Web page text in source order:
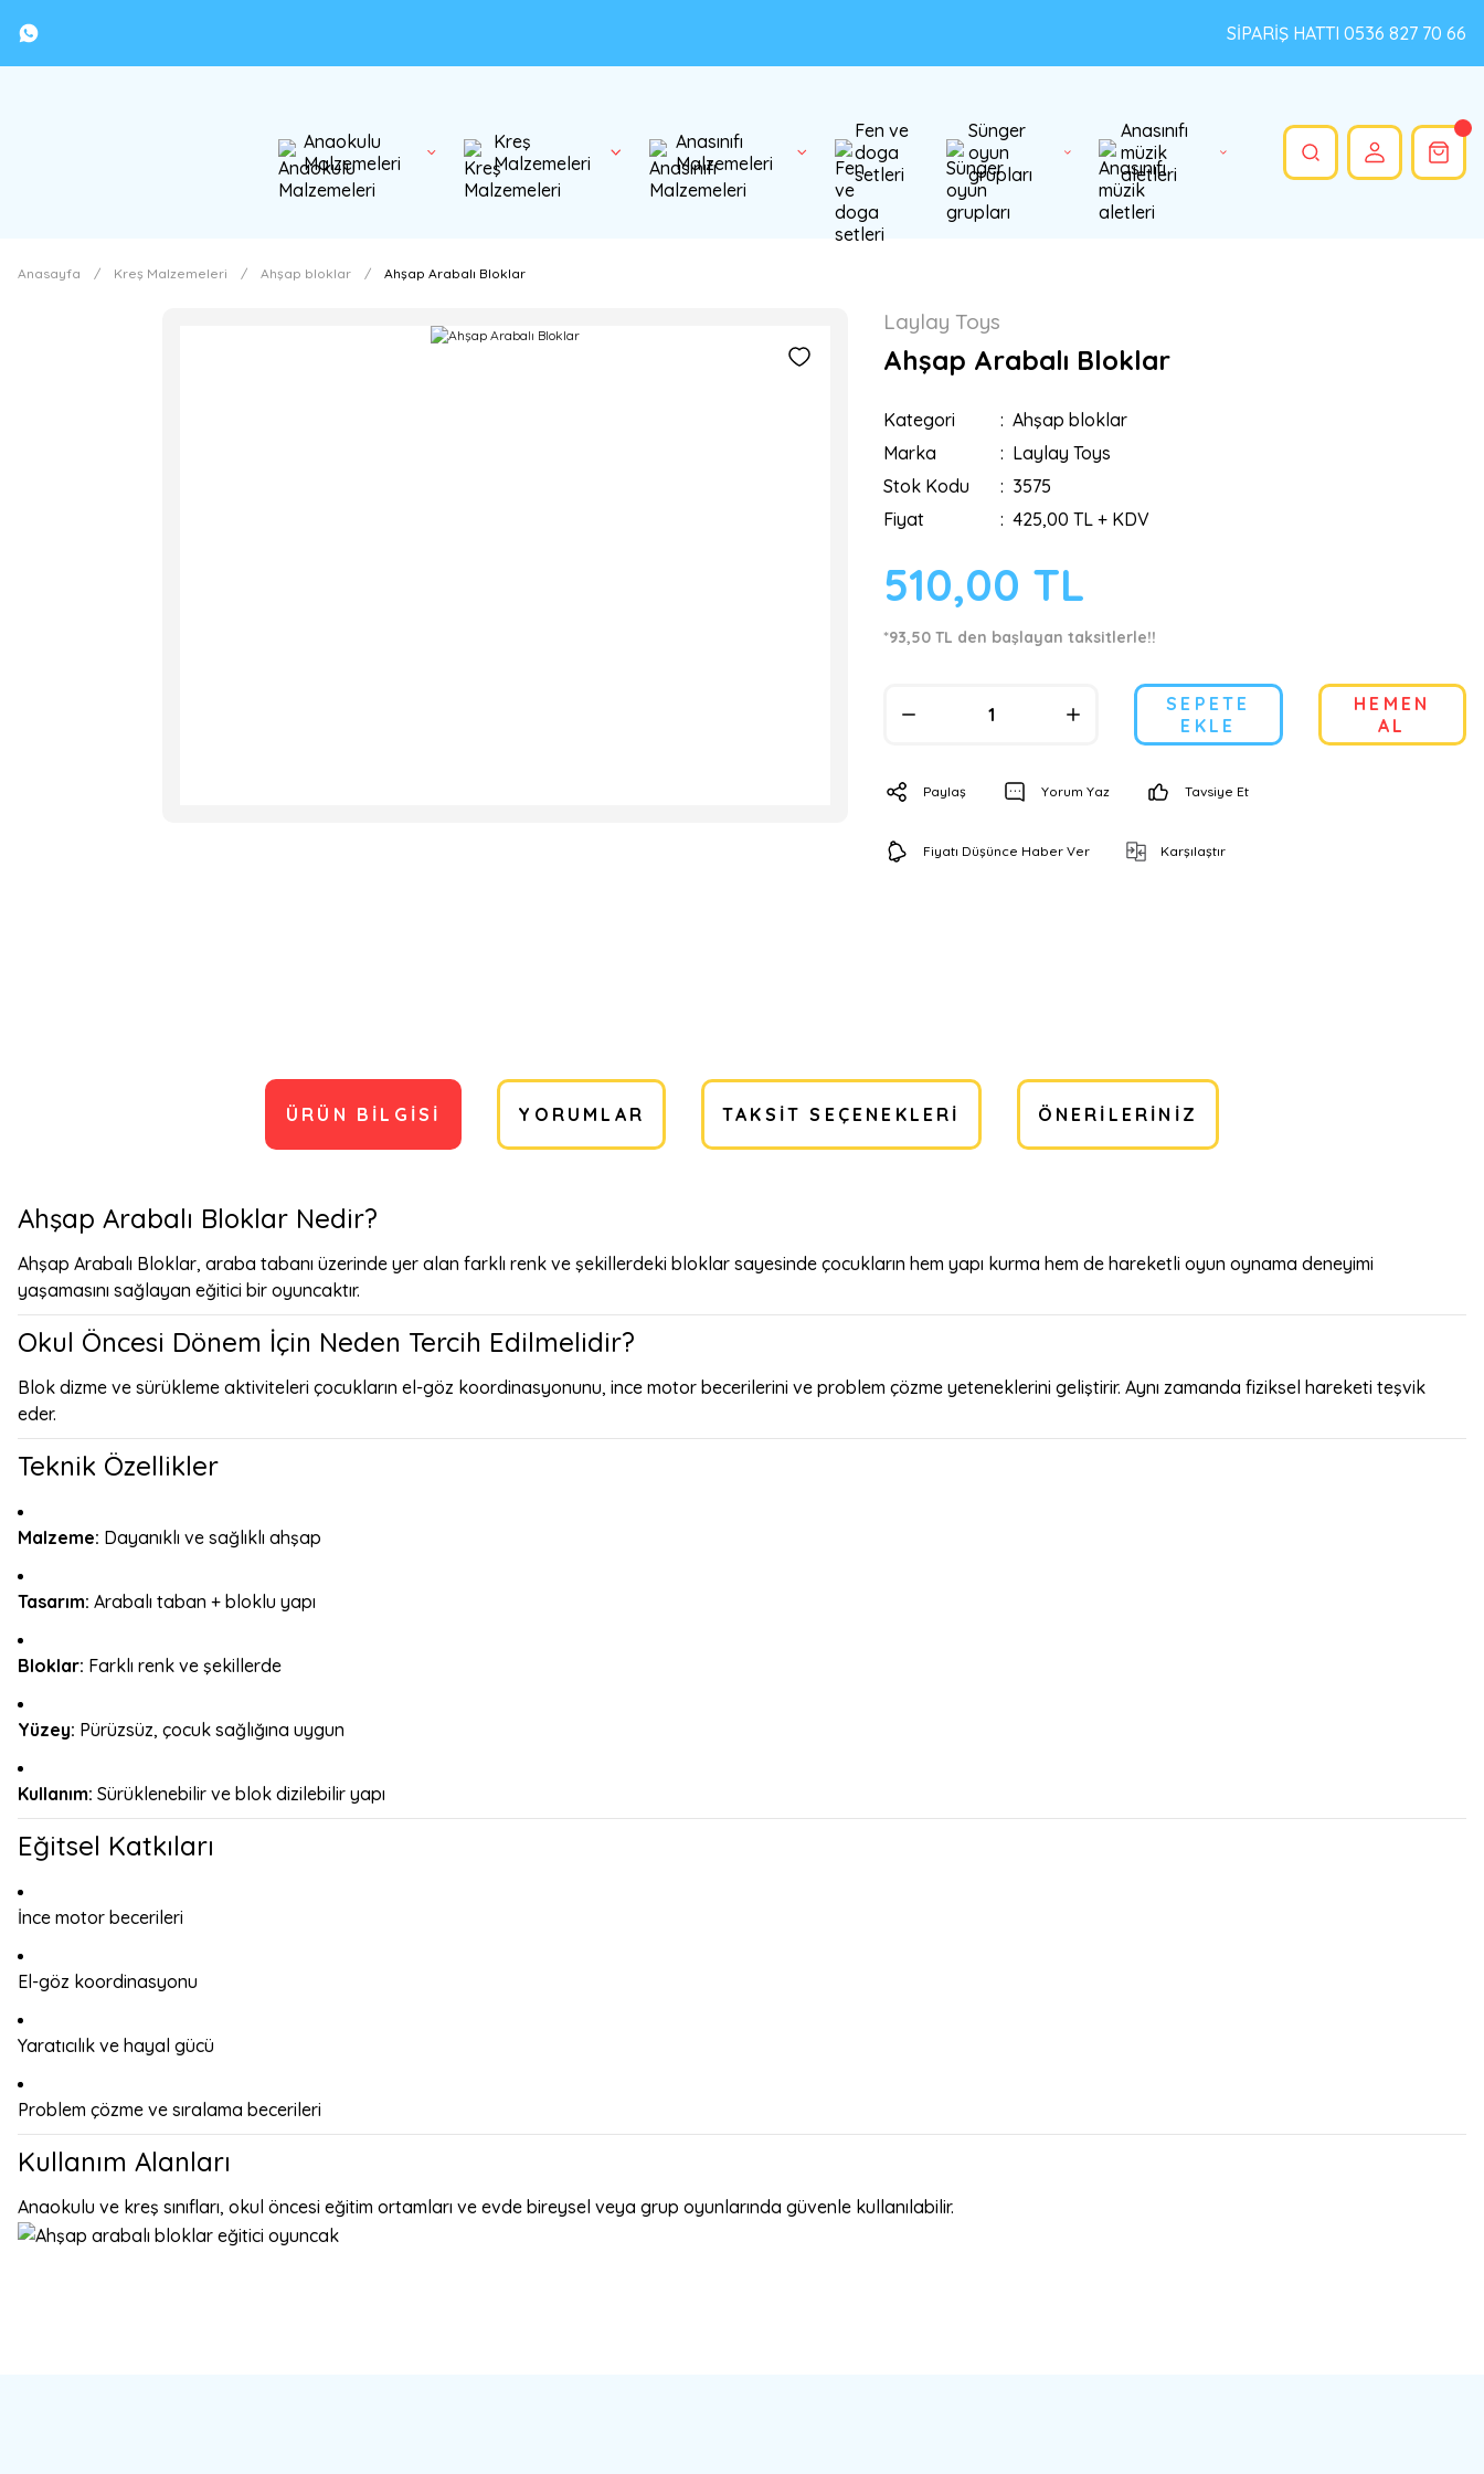
SİPARİŞ HATTI 0536 827 70 66
Anaokulu
Malzemeleri
Kreş
Malzemeleri
Anasınıfı
Malzemeleri
Fen ve
doga
setleri
Sünger
oyun
grupları
Anasınıfı
müzik
aletleri
Anasayfa Kreş Malzemeleri Ahşap bloklar Ahşap Arabalı Bloklar
Laylay Toys
Ahşap Arabalı Bloklar
Kategori
Ahşap bloklar
Marka
Laylay Toys
Stok Kodu
3575
Fiyat
425,00 TL + KDV
510,00 TL
*93,50 TL den başlayan taksitlerle!!
SEPETE
EKLE
HEMEN
AL
Paylaş Yorum Yaz Tavsiye Et
Fiyatı Düşünce Haber Ver Karşılaştır
ÜRÜN BILGISI YORUMLAR TAKSIT SEÇENEKLERI ÖNERILERINIZ
Ahşap Arabalı Bloklar Nedir?
Ahşap Arabalı Bloklar, araba tabanı üzerinde yer alan farklı renk ve şekillerdeki bloklar sayesinde çocukların hem yapı kurma hem de hareketli oyun oynama deneyimi
yaşamasını sağlayan eğitici bir oyuncaktır.
Okul Öncesi Dönem İçin Neden Tercih Edilmelidir?
Blok dizme ve sürükleme aktiviteleri çocukların el-göz koordinasyonunu, ince motor becerilerini ve problem çözme yeteneklerini geliştirir. Aynı zamanda fiziksel hareketi teşvik
eder.
Teknik Özellikler
Malzeme: Dayanıklı ve sağlıklı ahşap
Tasarım: Arabalı taban + bloklu yapı
Bloklar: Farklı renk ve şekillerde
Yüzey: Pürüzsüz, çocuk sağlığına uygun
Kullanım: Sürüklenebilir ve blok dizilebilir yapı
Eğitsel Katkıları
İnce motor becerileri
El-göz koordinasyonu
Yaratıcılık ve hayal gücü
Problem çözme ve sıralama becerileri
Kullanım Alanları
Anaokulu ve kreş sınıfları, okul öncesi eğitim ortamları ve evde bireysel veya grup oyunlarında güvenle kullanılabilir.